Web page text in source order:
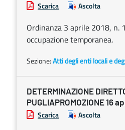
Scarica Ascolta
Ordinanza 3 aprile 2018, n.
occupazione temporanea.
Sezione:Atti degli enti locali e
DETERMINAZIONE
PUGLIAPROMOZIONE 16
Scarica Ascolta